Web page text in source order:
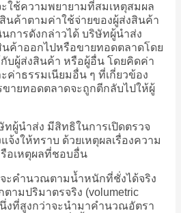
ใช้ความพยายามที่สมเหตุสมผล
นค้าตามค่าใช้จ่ายของผู้ส่งสินค้า
การดังกล่าวได้ บริษัทผู้นำส่ง
นค้าออกไปหรือขายทอดตลาดโดย
บผู้ส่งสินค้า หรือผู้อื่น โดยคิดค่า
ค่าธรรมเนียมอื่น ๆ ที่เกี่ยวข้อง
ายทอดตลาดจะถูกตีกลับไปให้ผู้
ผู้นำส่ง มีสิทธิในการเปิดตรวจ
จ้งให้ทราบ ด้วยเหตุผลเรื่องความ
อเหตุผลที่ชอบอื่น
ะคำนวณตามน้ำหนักที่ชั่งได้จริง
ามปริมาตรจริง (volumetric
นึ่งที่สูงกว่าจะนำมาคำนวณอัตรา